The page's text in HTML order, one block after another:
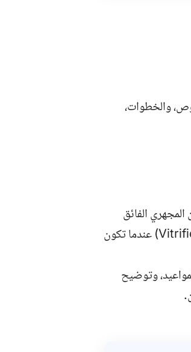
والخطوات،
الفائق
)، والتجميد السريع (Vitrification) عندما تكون
وتوضيح